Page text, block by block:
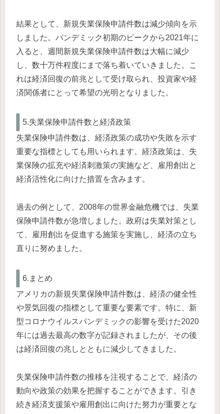
結果として、新規失業保険申請件数は減少傾向を示
しました。パンデミック初期のピークから2021年に
入ると、週間新規失業保険申請件数は大幅に減少
し、数十万件程度にまで落ち着いていきました。こ
れは経済回復の前兆として受け取られ、投資家や経
済関係者にとって希望の光明となりました。
5.失業保険申請件数と経済政策
失業保険申請件数は、経済政策の成功や失敗を示す
重要な指標としても用いられます。経済政策は、失
業保険の拡充や経済刺激策の実施など、雇用創出と
経済活性化に向けた措置を含みます。
過去の例として、2008年の世界金融危機では、失業
保険申請件数が急増しました。政府は失業対策とし
て、雇用創出を促進する施策を実施し、経済の立ち
直りに努めました。
6.まとめ
アメリカの新規失業保険申請件数は、経済の健全性
や景気回復の指標として重要な要素です。特に、新
型コロナウイルスパンデミックの影響を受けた2020
年には過去最高の数字が記録されましたが、その後
は経済回復の兆しとともに減少してきました。
失業保険申請件数の推移を注視することで、経済の
動向や政策の効果を把握することができます。引き
続き経済支援策や雇用創出に向けた努力が重要とな